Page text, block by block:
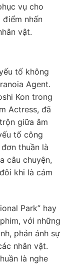
vụ cho
điểm nhấn
vật.
tố không
Agent.
Kon trong
Actress, đã
giữa âm
tố công
thuần là
câu chuyện,
khi là cảm
Park” hay
với những
phản ánh sự
nhân vật.
là nghe